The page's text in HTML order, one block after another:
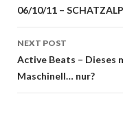
navigation
06/10/11 –
NEXT POST
Active Beats – Dieses
Maschinell… nur?